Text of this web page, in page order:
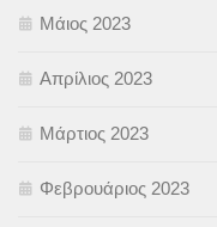
Μάιος 2023
Απρίλιος 2023
Μάρτιος 2023
Φεβρουάριος 2023